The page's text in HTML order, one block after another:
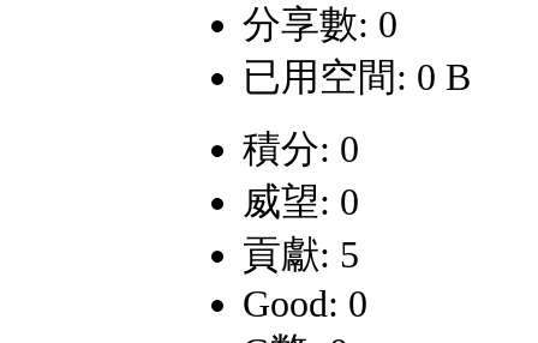
分享數: 0
已用空間: 0 B
積分: 0
威望: 0
貢獻: 5
Good: 0